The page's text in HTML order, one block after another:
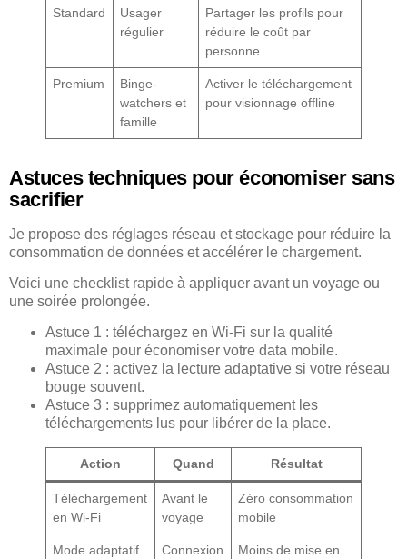
Standard
Usager
régulier
Partager les profils pour
réduire le coût par
personne
Premium
Binge-
watchers et
famille
Activer le téléchargement
pour visionnage offline
Astuces techniques pour économiser sans
sacrifier
Je propose des réglages réseau et stockage pour réduire la
consommation de données et accélérer le chargement.
Voici une checklist rapide à appliquer avant un voyage ou
une soirée prolongée.
Astuce 1 : téléchargez en Wi‑Fi sur la qualité
maximale pour économiser votre data mobile.
Astuce 2 : activez la lecture adaptative si votre réseau
bouge souvent.
Astuce 3 : supprimez automatiquement les
téléchargements lus pour libérer de la place.
Action Quand Résultat
Téléchargement
en Wi‑Fi
Avant le
voyage
Zéro consommation
mobile
Mode adaptatif
Connexion
Moins de mise en